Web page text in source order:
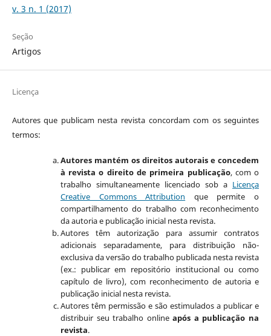
v. 3 n. 1 (2017)
Seção
Artigos
Licença
Autores que publicam nesta revista concordam com os seguintes
termos:
Autores mantém os direitos autorais e concedem
à revista o direito de primeira publicação, com o
trabalho simultaneamente licenciado sob a Licença
Creative Commons Attribution que permite o
compartilhamento do trabalho com reconhecimento
da autoria e publicação inicial nesta revista.
Autores têm autorização para assumir contratos
adicionais separadamente, para distribuição não-
exclusiva da versão do trabalho publicada nesta revista
(ex.: publicar em repositório institucional ou como
capítulo de livro), com reconhecimento de autoria e
publicação inicial nesta revista.
Autores têm permissão e são estimulados a publicar e
distribuir seu trabalho onlineapós a publicação na
revista.